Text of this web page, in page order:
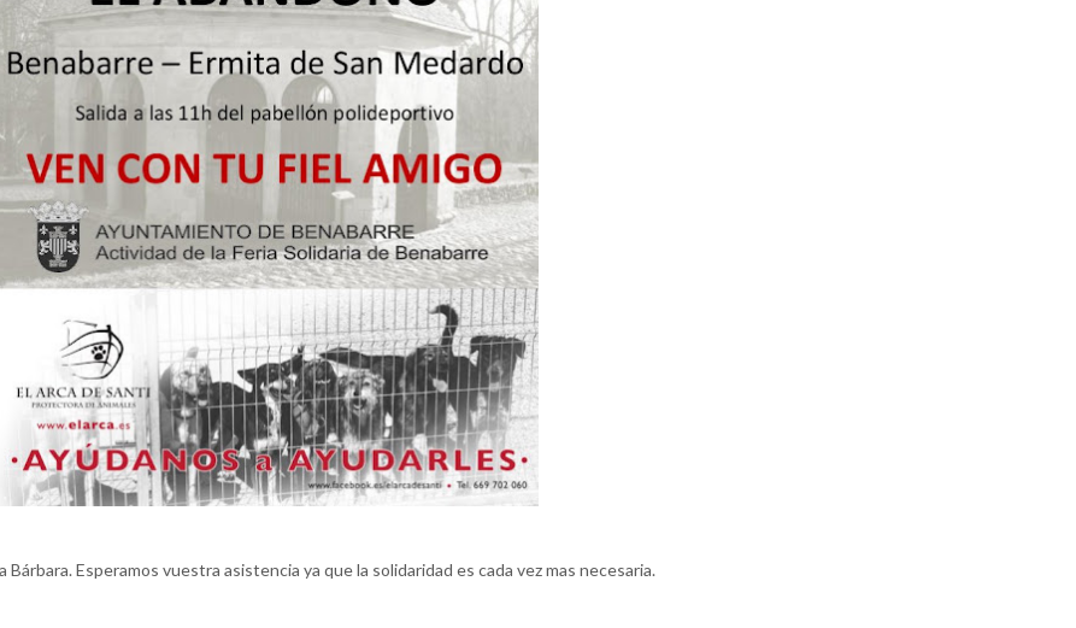
Esperamos vuestra asistencia ya que la solidaridad es cada vez mas necesaria.